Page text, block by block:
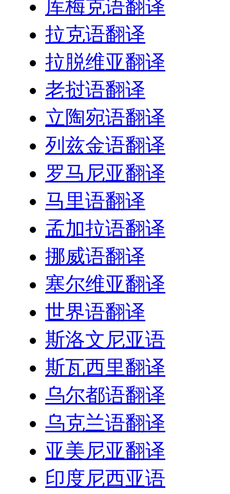
库梅克语翻译
拉克语翻译
拉脱维亚翻译
老挝语翻译
立陶宛语翻译
列兹金语翻译
罗马尼亚翻译
马里语翻译
孟加拉语翻译
挪威语翻译
塞尔维亚翻译
世界语翻译
斯洛文尼亚语
斯瓦西里翻译
乌尔都语翻译
乌克兰语翻译
亚美尼亚翻译
印度尼西亚语